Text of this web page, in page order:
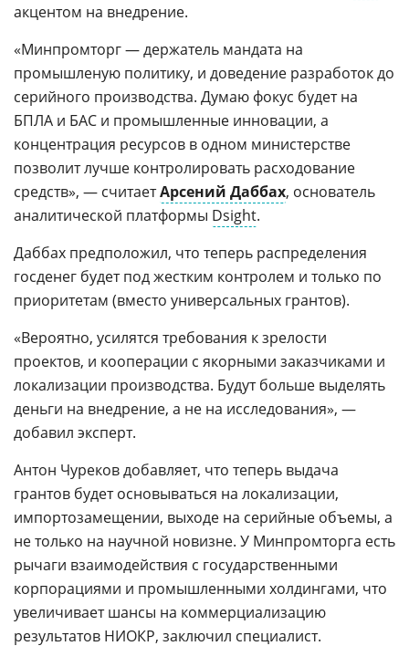
акцентом на внедрение.
«Минпромторг — держатель мандата на
промышленую политику, и доведение разработок до
серийного производства. Думаю фокус будет на
БПЛА и БАС и промышленные инновации, а
концентрация ресурсов в одном министерстве
позволит лучше контролировать расходование
средств», — считаетАрсений Даббах, основатель
аналитической платформы Dsight.
Даббах предположил, что теперь распределения
госденег будет под жестким контролем и только по
приоритетам (вместо универсальных грантов).
«Вероятно, усилятся требования к зрелости
проектов, и кооперации с якорными заказчиками и
локализации производства. Будут больше выделять
деньги на внедрение, а не на исследования», —
добавил эксперт.
Антон Чуреков добавляет, что теперь выдача
грантов будет основываться на локализации,
импортозамещении, выходе на серийные объемы, а
не только на научной новизне. У Минпромторга есть
рычаги взаимодействия с государственными
корпорациями и промышленными холдингами, что
увеличивает шансы на коммерциализацию
результатов НИОКР, заключил специалист.